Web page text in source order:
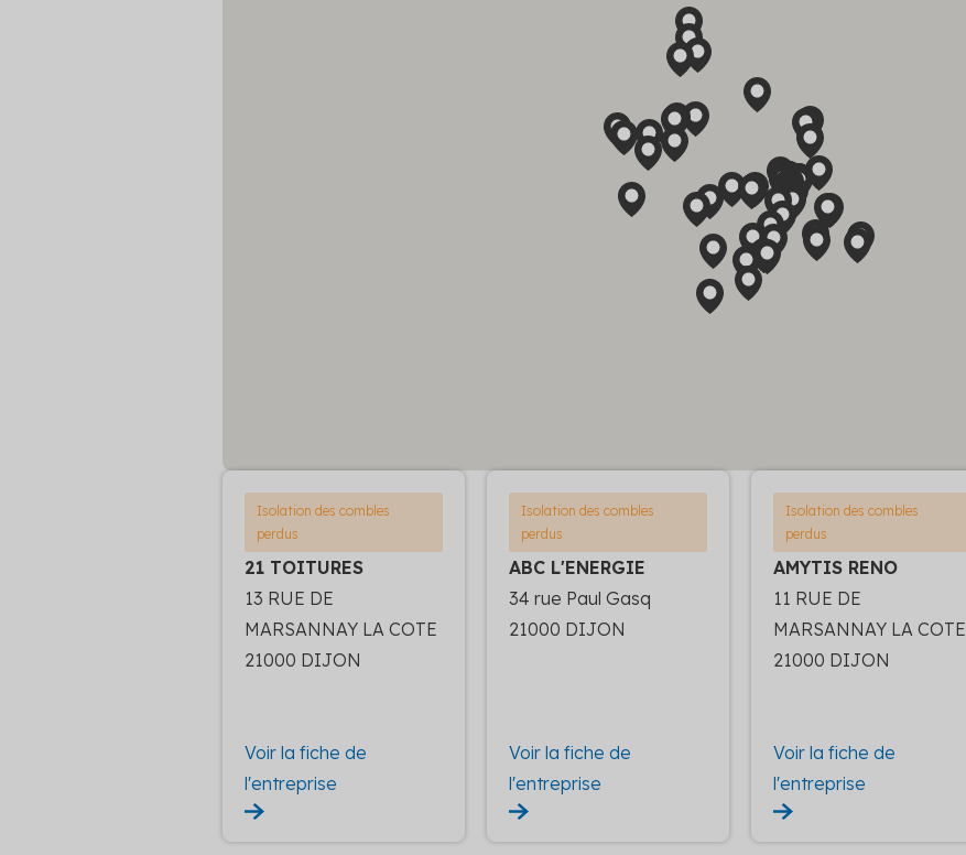
Isolation des combles
perdus
21 TOITURES
13 RUE DE
MARSANNAY LA COTE
21000 DIJON
Voir la fiche de
l'entreprise
Isolation des combles
perdus
ABC L'ENERGIE
34 rue Paul Gasq
21000 DIJON
Voir la fiche de
l'entreprise
Isolation des combles
perdus
AMYTIS RENO
11 RUE DE
MARSANNAY LA COTE
21000 DIJON
Voir la fiche de
l'entreprise